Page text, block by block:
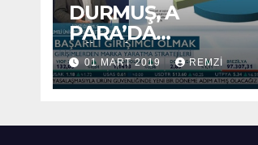
DURMUŞ, A
PARA’DA
TÜRKİYE’DE
GİRİŞİMCİLİĞİ
ANLATTI
01 MART 2019 REMZI